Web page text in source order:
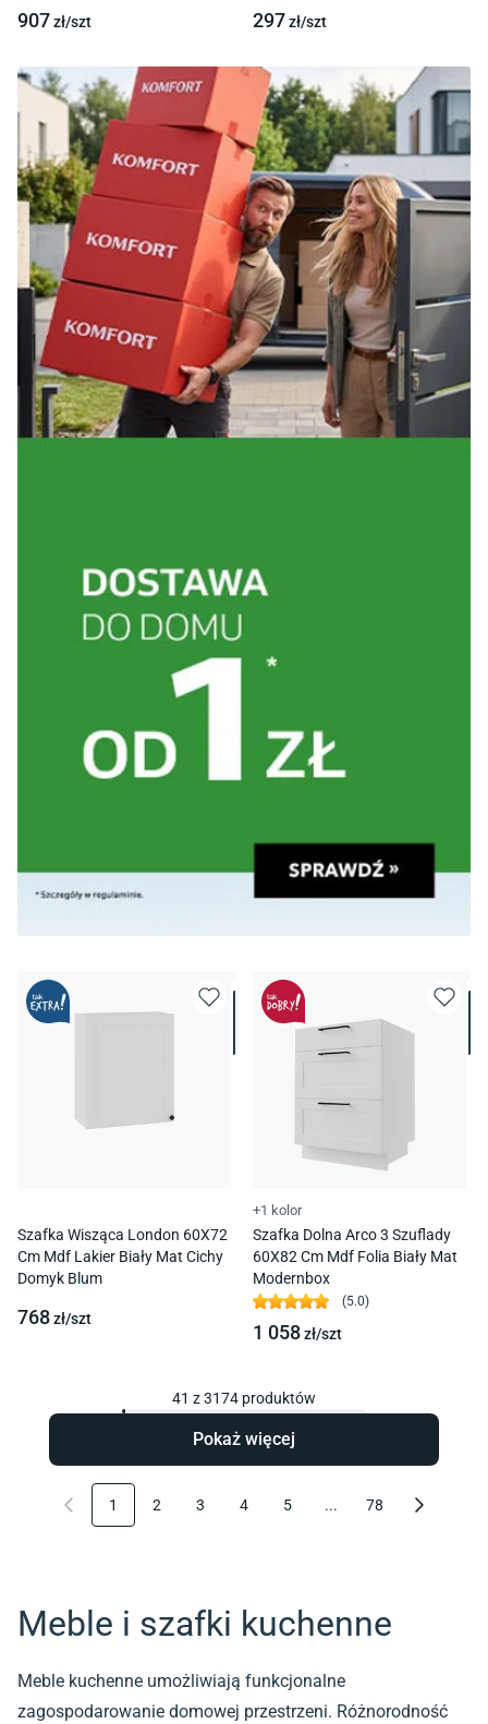
907zł/szt 297zł/szt
Szafka Wisząca London 60X72
Cm Mdf Lakier Biały Mat Cichy
Domyk Blum
768zł/szt
+1 kolor
Szafka Dolna Arco 3 Szuflady
60X82 Cm Mdf Folia Biały Mat
Modernbox
(5.0)
1 058zł/szt
41 z3174 produktów
Pokaż więcej
1 2 3 4 5 ... 78
Meble i szafki kuchenne
Meble kuchenne umożliwiają funkcjonalne
zagospodarowanie domowej przestrzeni. Różnorodność